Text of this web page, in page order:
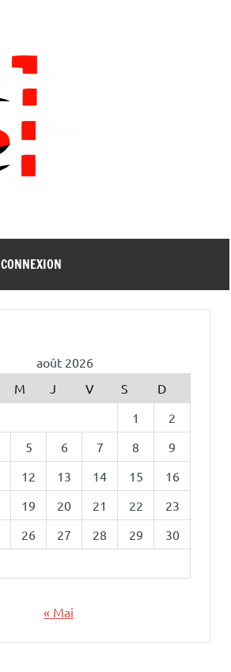
CONNEXION
août 2026
M J V S
D
1
2
5 6 7 8
9
12 13 14 15
16
19 20 21 22
23
26 27 28 29
30
« Mai